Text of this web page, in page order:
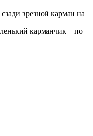
врезной карман на
карманчик + по